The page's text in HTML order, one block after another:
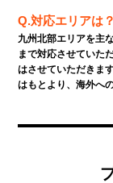
Q.対応エリアは？
九州北部エリアを主
まで対応させていた
はさせていただきま
はもとより、海外へ